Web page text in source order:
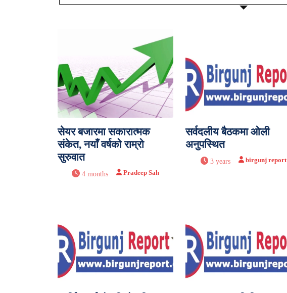
सेयर बजारमा सकारात्मक
संकेत, नयाँ वर्षको राम्रो
सुरुवात
4 months Pradeep Sah
सर्वदलीय बैठकमा ओली
अनुपस्थित
3 years birgunj report